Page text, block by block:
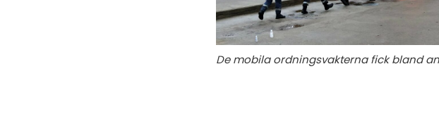
De mobila ordningsvakterna fick bland